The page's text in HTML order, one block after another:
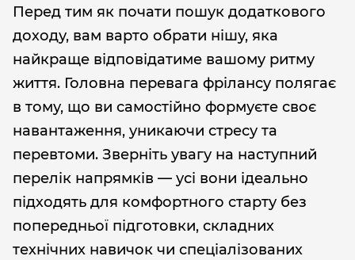
Перед тим як почати пошук додаткового
доходу, вам варто обрати нішу, яка
найкраще відповідатиме вашому ритму
життя. Головна перевага фрілансу полягає
в тому, що ви самостійно формуєте своє
навантаження, уникаючи стресу та
перевтоми. Зверніть увагу на наступний
перелік напрямків — усі вони ідеально
підходять для комфортного старту без
попередньої підготовки, складних
технічних навичок чи спеціалізованих